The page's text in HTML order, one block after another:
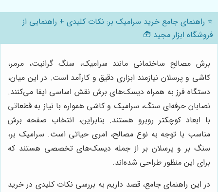
⭐️ راهنمای جامع خرید سرامیک بر: نکات کلیدی + راهنمایی از
فروشگاه ابزار مجید 🧰
برش مصالح ساختمانی مانند سرامیک، سنگ گرانیت، مرمر،
کاشی و پرسلان نیازمند ابزاری دقیق و کارآمد است. در این میان،
دستگاه فرز به همراه دیسک‌های برش نقش اساسی ایفا می‌کنند.
نصابان حرفه‌ای سنگ، سرامیک و کاشی همواره با نیاز به قطعاتی
با ابعاد کوچکتر روبرو هستند. بنابراین، انتخاب صفحه برش
مناسب با توجه به نوع مصالح، امری حیاتی است. سرامیک بر،
سنگ بر و پرسلان بر از جمله دیسک‌های تخصصی هستند که
برای این منظور طراحی شده‌اند.
در این راهنمای جامع، قصد داریم به بررسی نکات کلیدی در خرید